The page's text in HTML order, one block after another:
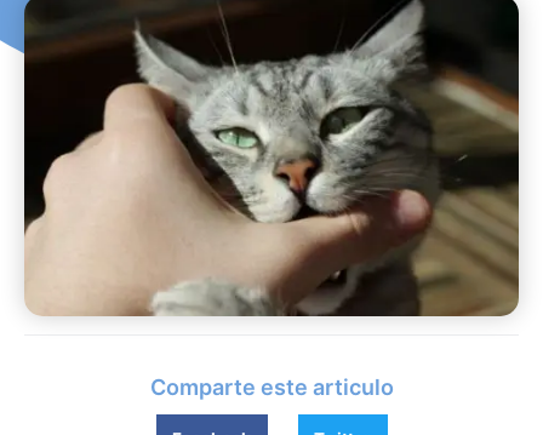
Comparte este articulo